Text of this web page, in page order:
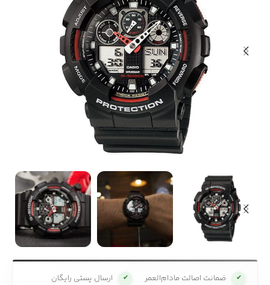
✔ ضمانت اصالت مادام‌العمر ✔ ارسال پستی رایگان